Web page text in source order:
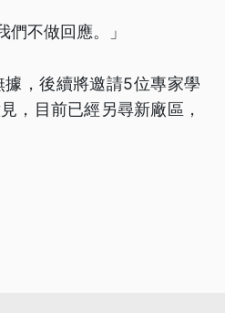
不做回應。」
，後續將邀請5位專家學
，目前已經另尋新廠區，